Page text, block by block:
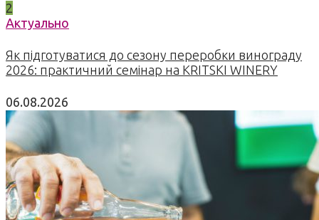
2
Актуально
Як підготуватися до сезону переробки винограду
2026: практичний семінар на KRITSKI WINERY
06.08.2026